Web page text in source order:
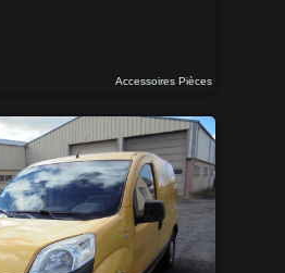
Accessoires Pièces